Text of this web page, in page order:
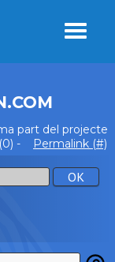
part del projecte
- Permalink (#)